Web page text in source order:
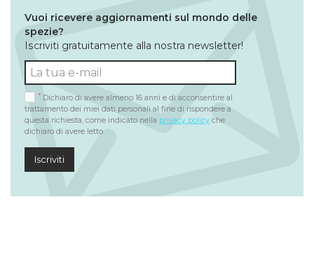
Vuoi ricevere aggiornamenti sul mondo delle
spezie?
Iscriviti gratuitamente alla nostra newsletter!
* Dichiaro di avere almeno 16 anni e di acconsentire al
trattamento dei miei dati personali al fine di rispondere a
questa richiesta, come indicato nella privacy policy che
dichiaro di avere letto.
Iscriviti